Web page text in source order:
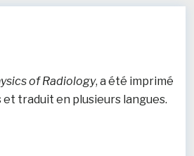
of Radiology, a été imprimé
traduit en plusieurs langues.